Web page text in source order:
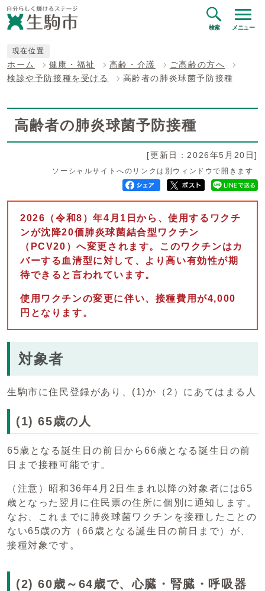
検索 メニュー
現在位置
ホーム 健康・福祉 高齢・介護
ご高齢の方へ
検診や予防接種を受ける
高齢者の肺炎球菌予防接種
高齢者の肺炎球菌予防接種
[更新日：2026年5月20日]
ソーシャルサイトへのリンクは別ウィンドウで開きます
2026（令和8）年4月1日から、使用するワクチ
ンが沈降20価肺炎球菌結合型ワクチン
（PCV20）へ変更されます。このワクチンはカ
バーする血清型に対して、より高い有効性が期
待できると言われています。
使用ワクチンの変更に伴い、接種費用が4,000
円となります。
対象者
生駒市に住民登録があり、(1)か（2）にあてはまる人
(1) 65歳の人
65歳となる誕生日の前日から66歳となる誕生日の前
日まで接種可能です。
（注意）昭和36年4月2日生まれ以降の対象者には65
歳となった翌月に住民票の住所に個別に通知します。
なお、これまでに肺炎球菌ワクチンを接種したことの
ない65歳の方（66歳となる誕生日の前日まで）が、
接種対象です。
(2) 60歳～64歳で、心臓・腎臓・呼吸器